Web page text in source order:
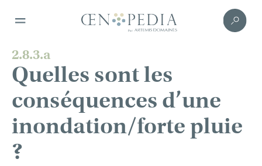
2.8.3.a
Quelles sont les
conséquences d’une
inondation/forte pluie
?